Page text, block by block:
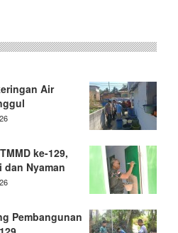
Air
ke-129,
dan Nyaman
Pembangunan